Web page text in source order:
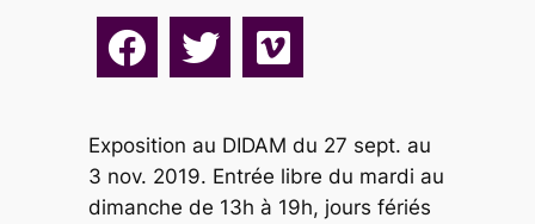
Exposition au DIDAM du 27 sept. au
3 nov. 2019. Entrée libre du mardi au
dimanche de 13h à 19h, jours fériés